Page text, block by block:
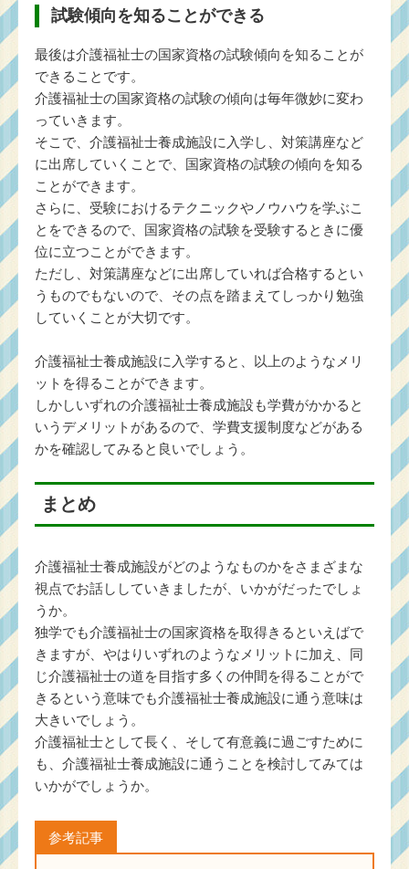
試験傾向を知ることができる
最後は介護福祉士の国家資格の試験傾向を知ることが
できることです。
介護福祉士の国家資格の試験の傾向は毎年微妙に変わ
っていきます。
そこで、介護福祉士養成施設に入学し、対策講座など
に出席していくことで、国家資格の試験の傾向を知る
ことができます。
さらに、受験におけるテクニックやノウハウを学ぶこ
とをできるので、国家資格の試験を受験するときに優
位に立つことができます。
ただし、対策講座などに出席していれば合格するとい
うものでもないので、その点を踏まえてしっかり勉強
していくことが大切です。
介護福祉士養成施設に入学すると、以上のようなメリ
ットを得ることができます。
しかしいずれの介護福祉士養成施設も学費がかかると
いうデメリットがあるので、学費支援制度などがある
かを確認してみると良いでしょう。
まとめ
介護福祉士養成施設がどのようなものかをさまざまな
視点でお話ししていきましたが、いかがだったでしょ
うか。
独学でも介護福祉士の国家資格を取得きるといえばで
きますが、やはりいずれのようなメリットに加え、同
じ介護福祉士の道を目指す多くの仲間を得ることがで
きるという意味でも介護福祉士養成施設に通う意味は
大きいでしょう。
介護福祉士として長く、そして有意義に過ごすために
も、介護福祉士養成施設に通うことを検討してみては
いかがでしょうか。